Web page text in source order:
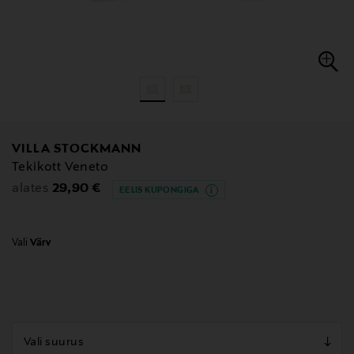
VILLA STOCKMANN
Tekikott Veneto
alates Original Price
29,90 € EELIS KUPONGIGA
Vali Värv